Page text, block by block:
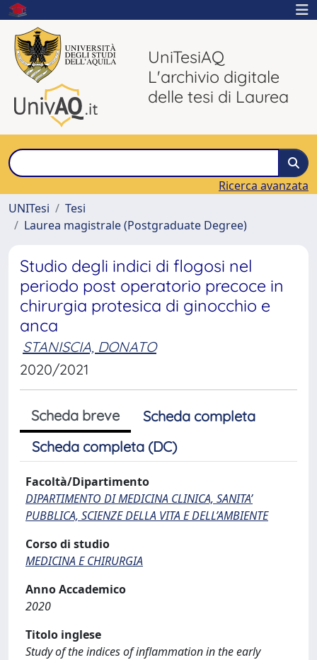
UniTesiAQ
L'archivio digitale
delle tesi di Laurea
Ricerca avanzata
UNITesi
Tesi
Laurea magistrale (Postgraduate Degree)
Studio degli indici di flogosi nel
periodo post operatorio precoce in
chirurgia protesica di ginocchio e
anca
STANISCIA, DONATO
2020/2021
Scheda breve
Scheda completa
Scheda completa (DC)
Facoltà/Dipartimento
DIPARTIMENTO DI MEDICINA CLINICA, SANITA’
PUBBLICA, SCIENZE DELLA VITA E DELL’AMBIENTE
Corso di studio
MEDICINA E CHIRURGIA
Anno Accademico
2020
Titolo inglese
Study of the indices of inflammation in the early